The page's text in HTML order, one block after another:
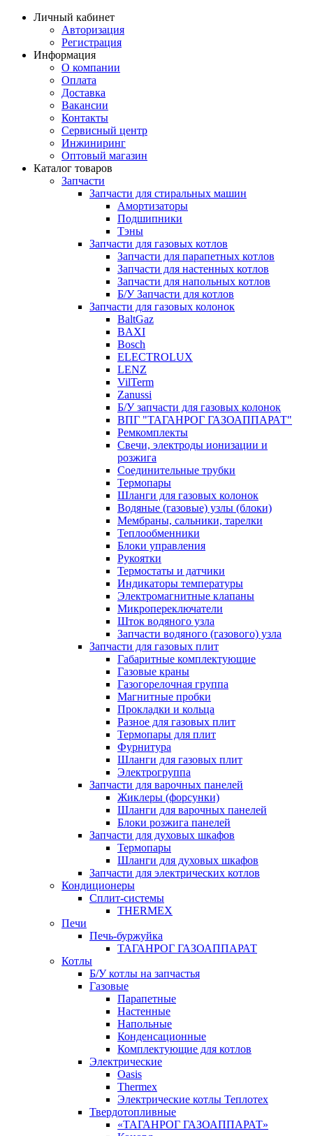
Личный кабинет
Авторизация
Регистрация
Информация
О компании
Оплата
Доставка
Вакансии
Контакты
Сервисный центр
Инжиниринг
Оптовый магазин
Каталог товаров
Запчасти
Запчасти для стиральных машин
Амортизаторы
Подшипники
Тэны
Запчасти для газовых котлов
Запчасти для парапетных котлов
Запчасти для настенных котлов
Запчасти для напольных котлов
Б/У Запчасти для котлов
Запчасти для газовых колонок
BaltGaz
BAXI
Bosch
ELECTROLUX
LENZ
VilTerm
Zanussi
Б/У запчасти для газовых колонок
ВПГ "ТАГАНРОГ ГАЗОАППАРАТ"
Ремкомплекты
Свечи, электроды ионизации и
розжига
Соединительные трубки
Термопары
Шланги для газовых колонок
Водяные (газовые) узлы (блоки)
Мембраны, сальники, тарелки
Теплообменники
Блоки управления
Рукоятки
Термостаты и датчики
Индикаторы температуры
Электромагнитные клапаны
Микропереключатели
Шток водяного узла
Запчасти водяного (газового) узла
Запчасти для газовых плит
Габаритные комплектующие
Газовые краны
Газогорелочная группа
Магнитные пробки
Прокладки и кольца
Разное для газовых плит
Термопары для плит
Фурнитура
Шланги для газовых плит
Электрогруппа
Запчасти для варочных панелей
Жиклеры (форсунки)
Шланги для варочных панелей
Блоки розжига панелей
Запчасти для духовых шкафов
Термопары
Шланги для духовых шкафов
Запчасти для электрических котлов
Кондиционеры
Сплит-системы
THERMEX
Печи
Печь-буржуйка
ТАГАНРОГ ГАЗОАППАРАТ
Котлы
Б/У котлы на запчастья
Газовые
Парапетные
Настенные
Напольные
Конденсационные
Комплектующие для котлов
Электрические
Oasis
Thermex
Электрические котлы Теплотех
Твердотопливные
«ТАГАНРОГ ГАЗОАППАРАТ»